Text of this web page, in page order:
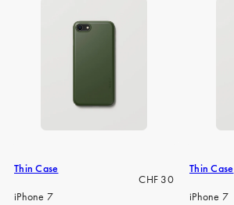
iPhone 13 Pro
iPhone 13
Thin Case
Regulärer
CHF 30
iPhone 7
Thin Case
iPhone 7